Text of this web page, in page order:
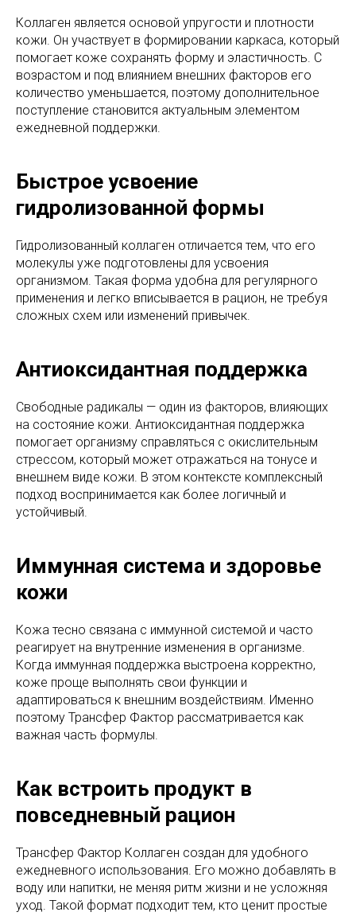
Коллаген является основой упругости и плотности
кожи. Он участвует в формировании каркаса, который
помогает коже сохранять форму и эластичность. С
возрастом и под влиянием внешних факторов его
количество уменьшается, поэтому дополнительное
поступление становится актуальным элементом
ежедневной поддержки.
Быстрое усвоение
гидролизованной формы
Гидролизованный коллаген отличается тем, что его
молекулы уже подготовлены для усвоения
организмом. Такая форма удобна для регулярного
применения и легко вписывается в рацион, не требуя
сложных схем или изменений привычек.
Антиоксидантная поддержка
Свободные радикалы — один из факторов, влияющих
на состояние кожи. Антиоксидантная поддержка
помогает организму справляться с окислительным
стрессом, который может отражаться на тонусе и
внешнем виде кожи. В этом контексте комплексный
подход воспринимается как более логичный и
устойчивый.
Иммунная система и здоровье
кожи
Кожа тесно связана с иммунной системой и часто
реагирует на внутренние изменения в организме.
Когда иммунная поддержка выстроена корректно,
коже проще выполнять свои функции и
адаптироваться к внешним воздействиям. Именно
поэтому Трансфер Фактор рассматривается как
важная часть формулы.
Как встроить продукт в
повседневный рацион
Трансфер Фактор Коллаген создан для удобного
ежедневного использования. Его можно добавлять в
воду или напитки, не меняя ритм жизни и не усложняя
уход. Такой формат подходит тем, кто ценит простые